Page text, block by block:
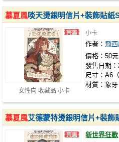
女性向 收藏品 小卡
慕夏風啖天燙銀明信片+裝飾貼紙
小卡
作者：飛
價格：50元
發售日期
尺寸：A6
材質：象
慕夏風艾德蒙特燙銀明信片+裝飾
新世界狂歡